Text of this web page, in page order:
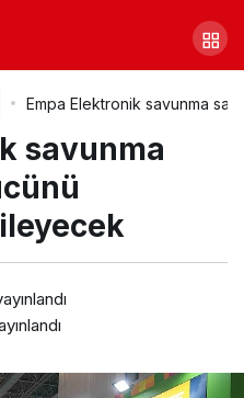
Empa Elektronik savunma
savunma
Türkiye’nin